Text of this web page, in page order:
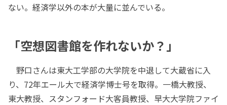
ない。経済学以外の本が大量に並んでいる。
「空想図書館を作れないか？」
野口さんは東大工学部の大学院を中退して大蔵省に入
り、72年エール大で経済学博士号を取得。一橋大教授、
東大教授、スタンフォード大客員教授、早大大学院ファイ